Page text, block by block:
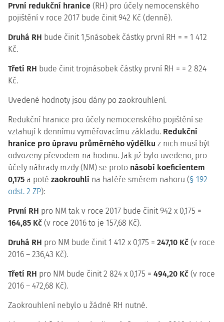
První redukční hranice (RH) pro účely nemocenského
pojištění v roce 2017 bude činit 942 Kč (denně).
Druhá RH bude činit 1,5násobek částky první RH = = 1 412
Kč.
Třetí RH bude činit trojnásobek částky první RH = = 2 824
Kč.
Uvedené hodnoty jsou dány po zaokrouhlení.
Redukční hranice pro účely nemocenského pojištění se
vztahují k dennímu vyměřovacímu základu. Redukční
hranice pro úpravu průměrného výdělku z nich musí být
odvozeny převodem na hodinu. Jak již bylo uvedeno, pro
účely náhrady mzdy (NM) se proto násobí koeficientem
0,175 a poté zaokrouhlí na haléře směrem nahoru (§ 192
odst. 2 ZP):
První RH pro NM tak v roce 2017 bude činit 942 x 0,175 =
164,85 Kč (v roce 2016 to je 157,68 Kč).
Druhá RH pro NM bude činit 1 412 x 0,175 = 247,10 Kč (v roce
2016 – 236,43 Kč).
Třetí RH pro NM bude činit 2 824 x 0,175 = 494,20 Kč (v roce
2016 – 472,68 Kč).
Zaokrouhlení nebylo u žádné RH nutné.